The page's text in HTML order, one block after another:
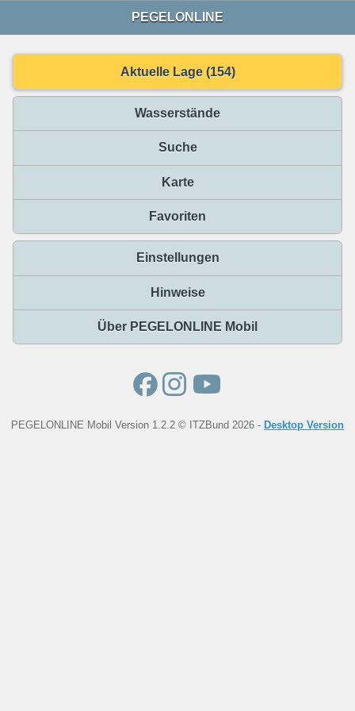
PEGELONLINE
Aktuelle Lage (154)
Wasserstände
Suche
Karte
Favoriten
Einstellungen
Hinweise
Über PEGELONLINE Mobil
PEGELONLINE Mobil Version 1.2.2 © ITZBund 2026 - Desktop Version